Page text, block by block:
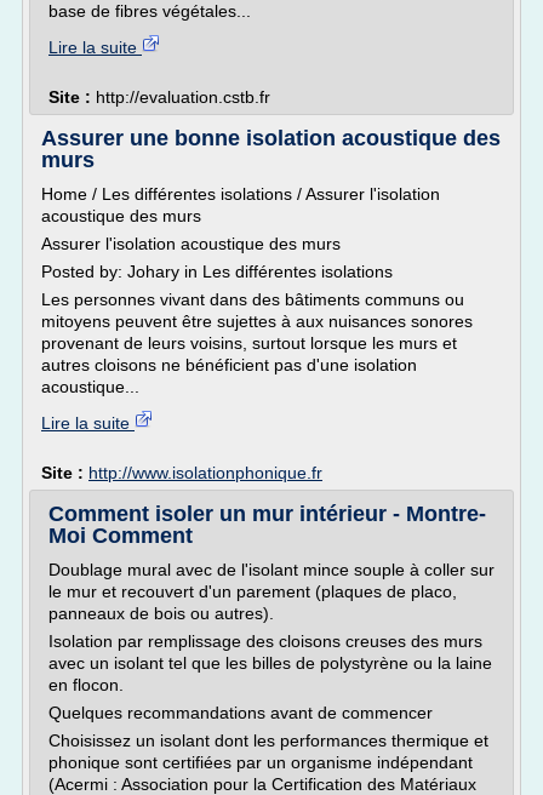
base de fibres végétales...
Lire la suite
Site : http://evaluation.cstb.fr
Assurer une bonne isolation acoustique des
murs
Home / Les différentes isolations / Assurer l'isolation
acoustique des murs
Assurer l'isolation acoustique des murs
Posted by: Johary in Les différentes isolations
Les personnes vivant dans des bâtiments communs ou
mitoyens peuvent être sujettes à aux nuisances sonores
provenant de leurs voisins, surtout lorsque les murs et
autres cloisons ne bénéficient pas d'une isolation
acoustique...
Lire la suite
Site : http://www.isolationphonique.fr
Comment isoler un mur intérieur - Montre-
Moi Comment
Doublage mural avec de l'isolant mince souple à coller sur
le mur et recouvert d'un parement (plaques de placo,
panneaux de bois ou autres).
Isolation par remplissage des cloisons creuses des murs
avec un isolant tel que les billes de polystyrène ou la laine
en flocon.
Quelques recommandations avant de commencer
Choisissez un isolant dont les performances thermique et
phonique sont certifiées par un organisme indépendant
(Acermi : Association pour la Certification des Matériaux